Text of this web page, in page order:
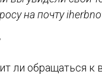
на почту
ли обращаться